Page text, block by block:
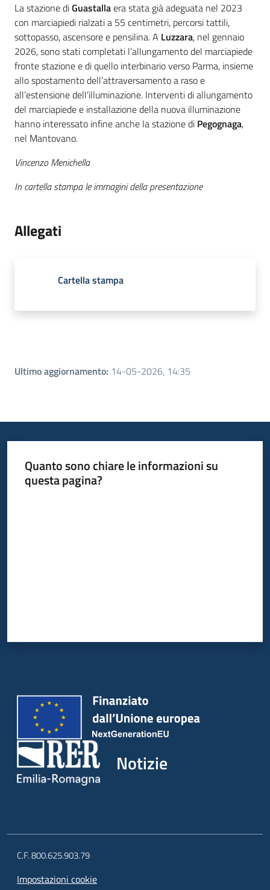
La stazione diGuastallaera stata già adeguata nel 2023
con marciapiedi rialzati a 55 centimetri, percorsi tattili,
sottopasso, ascensore e pensilina. A Luzzara, nel gennaio
2026, sono stati completati l’allungamento del marciapiede
fronte stazione e di quello interbinario verso Parma, insieme
allo spostamento dell’attraversamento a raso e
all’estensione dell’illuminazione. Interventi di allungamento
del marciapiede e installazione della nuova illuminazione
hanno interessato infine anche la stazione di Pegognaga,
nel Mantovano.
Vincenzo Menichella
In cartella stampa le immagini della presentazione
Allegati
Cartella stampa
Ultimo aggiornamento: 14-05-2026, 14:35
Quanto sono chiare le informazioni su
questa pagina?
Notizie
C.F. 800.625.903.79
Impostazioni cookie